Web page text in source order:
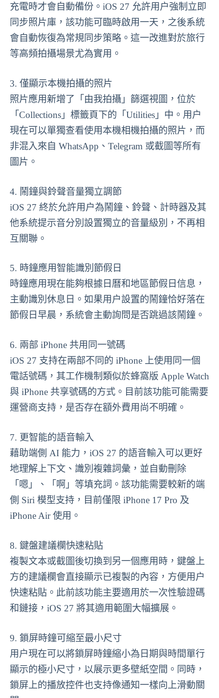
充電時才會自動備份。iOS 27 允許用户強制立即
同步照片庫，該功能可臨時啟用一天，之後系統
會自動恢復為常規同步策略。這一改進對於旅行
等高頻拍攝場景尤為實用。
3. 僅顯示本機拍攝的照片
照片應用新增了「由我拍攝」篩選視圖，位於
「Collections」標籤頁下的「Utilities」中。用户
現在可以單獨查看使用本機相機拍攝的照片，而
非混入來自 WhatsApp、Telegram 或截圖等所有
圖片。
4. 鬧鐘與鈴聲音量獨立調節
iOS 27 終於允許用户為鬧鐘、鈴聲、計時器及其
他系統提示音分別設置獨立的音量級別，不再相
互關聯。
5. 時鐘應用智能識別節假日
時鐘應用現在能夠根據日曆和地區節假日信息，
主動識別休息日。如果用户設置的鬧鐘恰好落在
節假日早晨，系統會主動詢問是否跳過該鬧鐘。
6. 兩部 iPhone 共用同一號碼
iOS 27 支持在兩部不同的 iPhone 上使用同一個
電話號碼，其工作機制類似於蜂窩版 Apple Watch
與 iPhone 共享號碼的方式。目前該功能可能需要
運營商支持，是否存在額外費用尚不明確。
7. 更智能的語音輸入
藉助端側 AI 能力，iOS 27 的語音輸入可以更好
地理解上下文、識別複雜詞彙，並自動刪除
「嗯」、「啊」等填充詞。該功能需要較新的端
側 Siri 模型支持，目前僅限 iPhone 17 Pro 及
iPhone Air 使用。
8. 鍵盤建議欄快速粘貼
複製文本或截圖後切換到另一個應用時，鍵盤上
方的建議欄會直接顯示已複製的內容，方便用户
快速粘貼。此前該功能主要適用於一次性驗證碼
和鏈接，iOS 27 將其適用範圍大幅擴展。
9. 鎖屏時鐘可縮至最小尺寸
用户現在可以將鎖屏時鐘縮小為日期與時間單行
顯示的極小尺寸，以展示更多壁紙空間。同時，
鎖屏上的播放控件也支持像通知一樣向上滑動關